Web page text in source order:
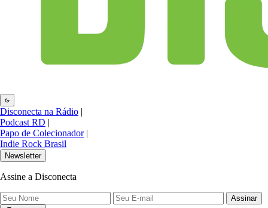
Disconecta na Rádio |
Podcast RD |
Papo de Colecionador |
Indie Rock Brasil
Newsletter
Assine a Disconecta
Assinar